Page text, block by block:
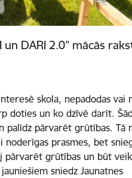
un DARI 2.0” mācās
skola, nepadodas vai
doties un ko dzīvē darīt.
palīdz pārvarēt grūtības. Tā
noderīgas prasmes, bet
pārvarēt grūtības un būt
sniedz Jaunatnes